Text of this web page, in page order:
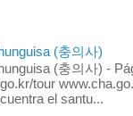
(충의사)
(충의사) -
tour
el santu...